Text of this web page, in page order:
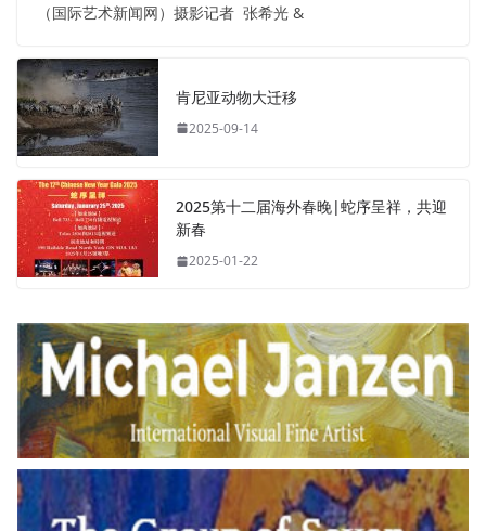
（国际艺术新闻网）摄影记者 张希光 &
肯尼亚动物大迁移
2025-09-14
2025第十二届海外春晚|蛇序呈祥，共迎
新春
2025-01-22